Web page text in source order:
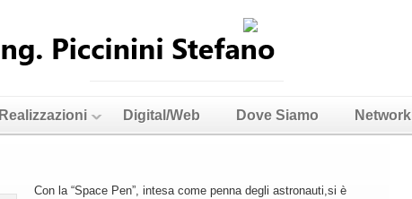
Realizzazioni Digital/Web Dove Siamo Network
Con la “Space Pen”, intesa come penna degli astronauti,si è